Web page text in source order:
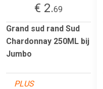
€ 2.69
Grand sud rand Sud
Chardonnay 250ML bij
Jumbo
PLUS